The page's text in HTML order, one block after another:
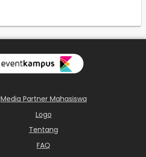
Media Partner Mahasiswa
Logo
Tentang
FAQ